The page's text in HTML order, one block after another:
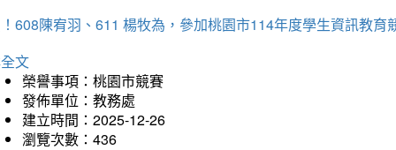
608陳宥羽、611 楊牧為，參加桃園市114年度學生資訊教育
文
榮譽事項：桃園市競賽
發佈單位：教務處
建立時間：2025-12-26
瀏覽次數：436